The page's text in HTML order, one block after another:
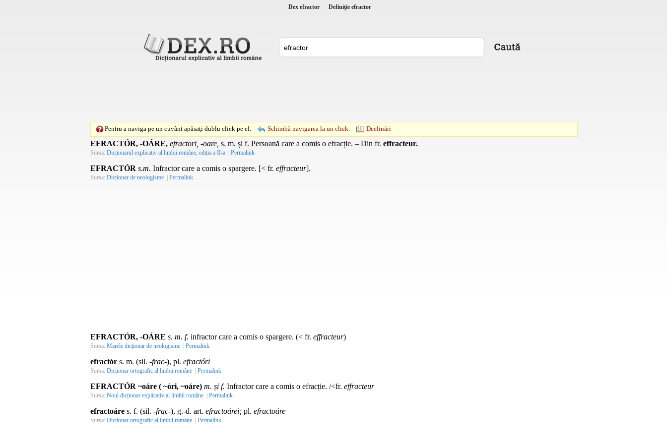
Dex efractor Definiţie efractor
Pentru a naviga pe un cuvânt apăsaţi dublu click pe el. Schimbă navigarea la un click. Declinări
EFRACTÓR, -OÁRE, efractori, -oare, s. m. și f. Persoană care a comis o efracție. – Din fr. effracteur.
Sursa: Dicționarul explicativ al limbii române, ediția a II-a | Permalink
EFRACTÓR s.m. Infractor care a comis o spargere. [< fr. effracteur].
Sursa: Dicționar de neologisme | Permalink
EFRACTÓR, -OÁRE s. m. f. infractor care a comis o spargere. (< fr. effracteur)
Sursa: Marele dicționar de neologisme | Permalink
efractór s. m. (sil. -frac-), pl. efractóri
Sursa: Dicționar ortografic al limbii române | Permalink
EFRACTÓR ~oáre ( ~óri, ~oáre) m. și f. Infractor care a comis o efracție. /<fr. effracteur
Sursa: Noul dicționar explicativ al limbii române | Permalink
efractoáre s. f. (sil. -frac-), g.-d. art. efractoárei; pl. efractoáre
Sursa: Dicționar ortografic al limbii române | Permalink